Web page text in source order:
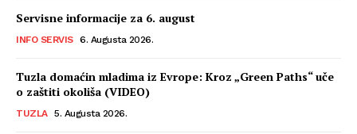
Servisne informacije za 6. august
INFO SERVIS 6. Augusta 2026.
Tuzla domaćin mladima iz Evrope: Kroz „Green Paths“ uče
o zaštiti okoliša (VIDEO)
TUZLA 5. Augusta 2026.